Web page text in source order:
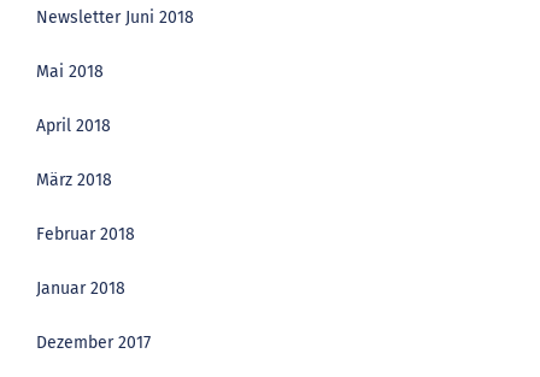
Newsletter Juni 2018
Mai 2018
April 2018
März 2018
Februar 2018
Januar 2018
Dezember 2017